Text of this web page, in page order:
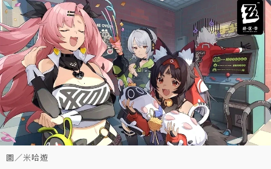
圖／米哈遊